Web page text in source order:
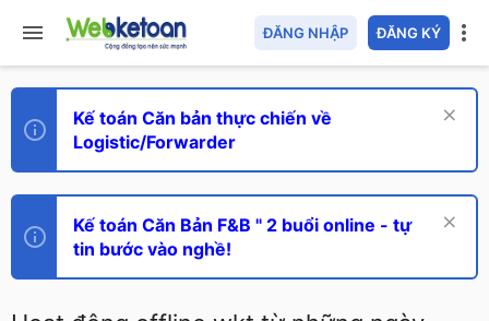
ĐĂNG NHẬP ĐĂNG KÝ
Kế toán Căn bản thực chiến về
Logistic/Forwarder
Kế toán Căn Bản F&B " 2 buổi online - tự
tin bước vào nghề!